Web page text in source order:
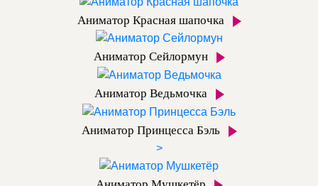
Аниматор Красная шапочка
Аниматор Сейлормун
Аниматор Ведьмочка
Аниматор Принцесса Бэль
>